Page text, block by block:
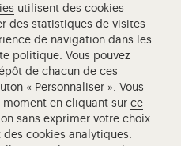
de Versailles
Versailles
Européenne
domaine de Versailles
utilisent des cookies
des statistiques de visites
de navigation dans les
politique. Vous pouvez
de chacun de ces
« Personnaliser ». Vous
moment en cliquant surce
sans exprimer votre choix
cookies analytiques.